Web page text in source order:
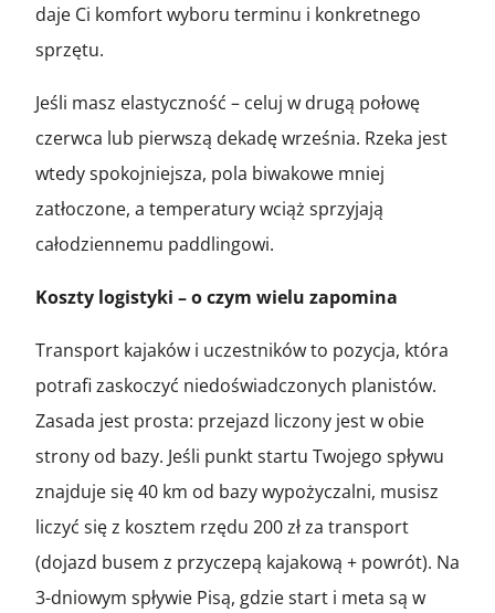
daje Ci komfort wyboru terminu i konkretnego
sprzętu.
Jeśli masz elastyczność – celuj w drugą połowę
czerwca lub pierwszą dekadę września. Rzeka jest
wtedy spokojniejsza, pola biwakowe mniej
zatłoczone, a temperatury wciąż sprzyjają
całodziennemu paddlingowi.
Koszty logistyki – o czym wielu zapomina
Transport kajaków i uczestników to pozycja, która
potrafi zaskoczyć niedoświadczonych planistów.
Zasada jest prosta: przejazd liczony jest w obie
strony od bazy. Jeśli punkt startu Twojego spływu
znajduje się 40 km od bazy wypożyczalni, musisz
liczyć się z kosztem rzędu 200 zł za transport
(dojazd busem z przyczepą kajakową + powrót). Na
3-dniowym spływie Pisą, gdzie start i meta są w